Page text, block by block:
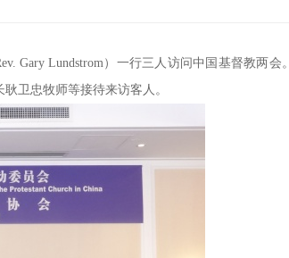
Gary Lundstrom）一行三人访问中国基督教两会。
卫忠牧师等接待来访客人。